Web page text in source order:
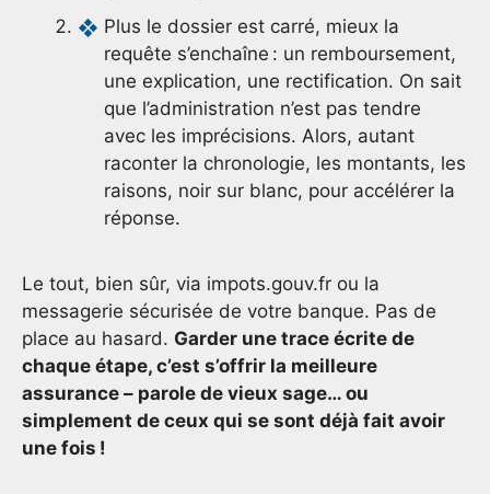
Plus le dossier est carré, mieux la
requête s’enchaîne : un remboursement,
une explication, une rectification. On sait
que l’administration n’est pas tendre
avec les imprécisions. Alors, autant
raconter la chronologie, les montants, les
raisons, noir sur blanc, pour accélérer la
réponse.
Le tout, bien sûr, via impots.gouv.fr ou la
messagerie sécurisée de votre banque. Pas de
place au hasard. Garder une trace écrite de
chaque étape, c’est s’offrir la meilleure
assurance – parole de vieux sage… ou
simplement de ceux qui se sont déjà fait avoir
une fois !